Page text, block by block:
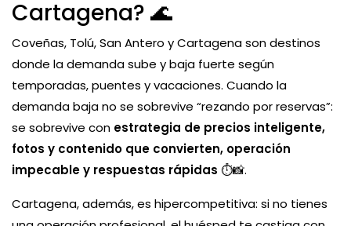
Cartagena? 🌊
Coveñas, Tolú, San Antero y Cartagena son destinos
donde la demanda sube y baja fuerte según
temporadas, puentes y vacaciones. Cuando la
demanda baja no se sobrevive “rezando por reservas”:
se sobrevive con estrategia de precios inteligente,
fotos y contenido que convierten, operación
impecable y respuestas rápidas ⏱️📸.
Cartagena, además, es hipercompetitiva: si no tienes